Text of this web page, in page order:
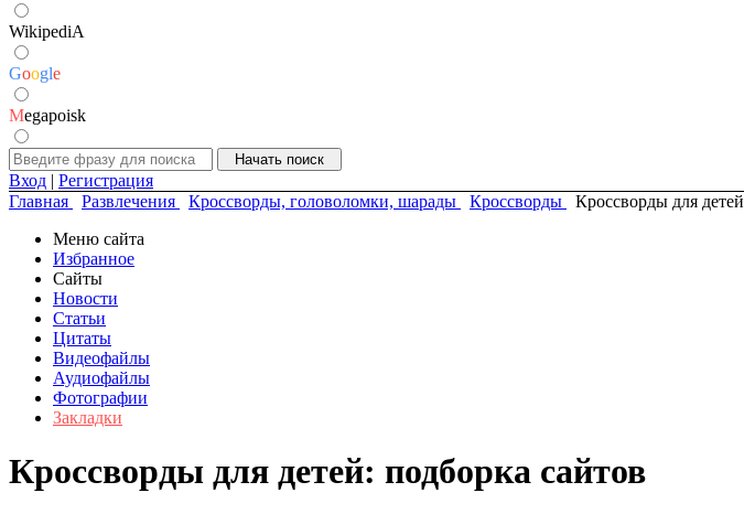
WikipediA
Google
Megapoisk
Вход | Регистрация
Главная
Развлечения Кроссворды, головоломки, шарады Кроссворды
Кроссворды для детей
Меню сайта
Избранное
Сайты
Новости
Статьи
Цитаты
Видеофайлы
Аудиофайлы
Фотографии
Закладки
Кроссворды для детей: подборка сайтов